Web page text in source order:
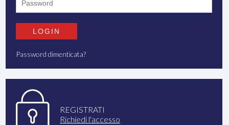
Password dimenticata?
REGISTRATI
Richiedi l'accesso